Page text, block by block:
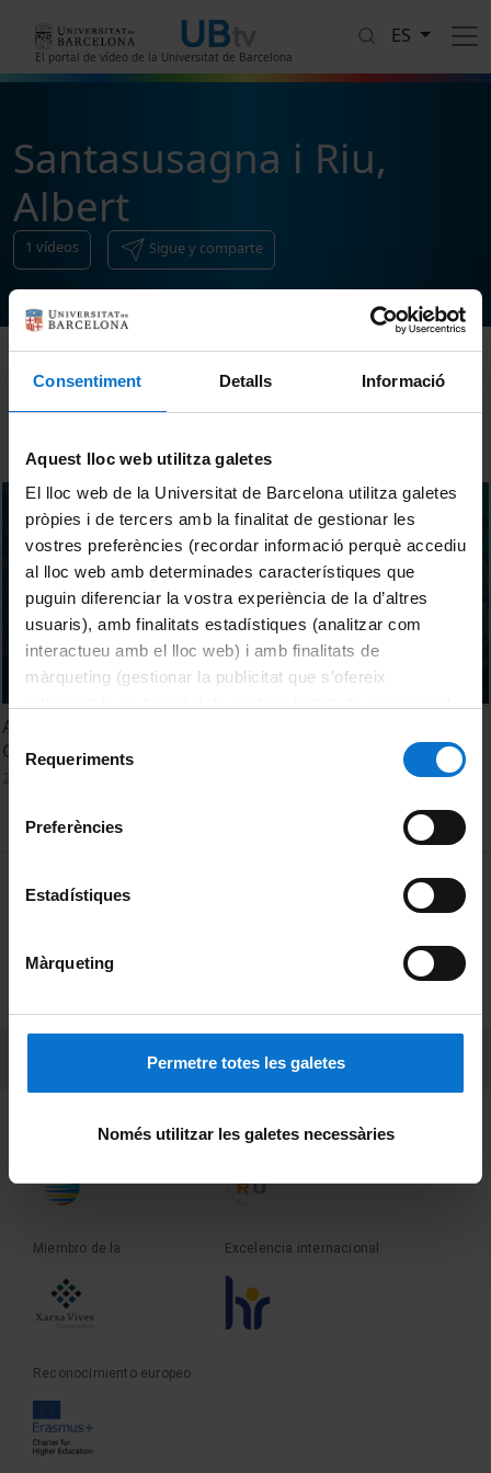
Consentiment Detalls Informació
Aquest lloc web utilitza galetes
El lloc web de la Universitat de Barcelona utilitza galetes
pròpies i de tercers amb la finalitat de gestionar les
vostres preferències (recordar informació perquè accediu
al lloc web amb determinades característiques que
puguin diferenciar la vostra experiència de la d’altres
usuaris), amb finalitats estadístiques (analitzar com
interactueu amb el lloc web) i amb finalitats de
màrqueting (gestionar la publicitat que s’ofereix
consultar laPolítica de galetes del lloc web de la
de Requeriments
Preferències
Estadístiques
Màrqueting
Permetre totes les galetes
Només utilitzar les galetes necessàries
El portal de vídeo de la Universitat de Barcelona
ES
Santasusagna i Riu,
Albert
1 vídeos Sigue y comparte
Ordenar
Acte de Graduació. Graus d'Antropologia Social i Cultural i
Geografia. Promoció 2024
MENÚ PEU 1
Política de Cookies
Privacidad y términos
Miembro de la Excelencia internacional
Reconocimiento europeo